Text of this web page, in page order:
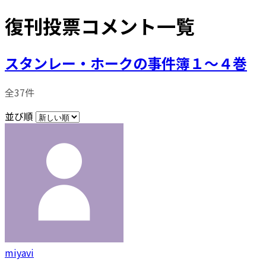
復刊投票コメント一覧
スタンレー・ホークの事件簿１～４巻
全37件
並び順
miyavi